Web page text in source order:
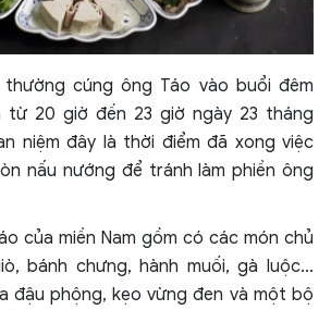
thường cúng ông Táo vào buổi đêm
từ 20 giờ đến 23 giờ ngày 23 tháng
niệm đây là thời điểm đã xong việc
nấu nướng để tránh làm phiền ông
của miền Nam gồm có các món chủ
bánh chưng, hành muối, gà luộc...
đậu phộng, kẹo vừng đen và một bộ